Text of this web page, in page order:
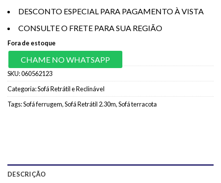
DESCONTO ESPECIAL PARA PAGAMENTO À VISTA
CONSULTE O FRETE PARA SUA REGIÃO
Fora de estoque
CHAME NO WHATSAPP
SKU:060562123
Categoria:Sofá Retrátil e Reclinável
Tags:Sofá ferrugem,Sofá Retrátil 2.30m,Sofá terracota
DESCRIÇÃO